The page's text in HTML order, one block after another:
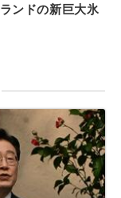
ンドの新巨大氷